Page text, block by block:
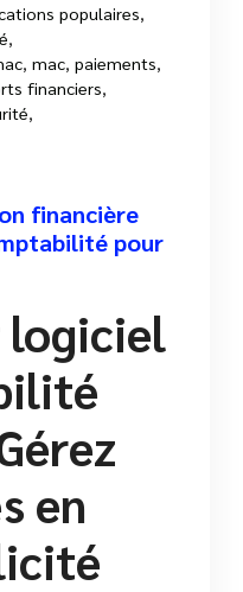
populaires
mac paiements
financiers
financière
pour
logiciel
en